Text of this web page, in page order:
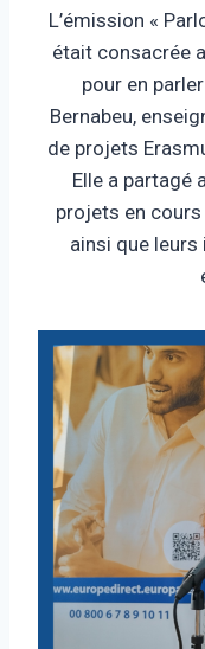
L’émission «
était consacrée
pour en
Bernabeu,
de projets
Elle a partagé
projets en cours
ainsi que